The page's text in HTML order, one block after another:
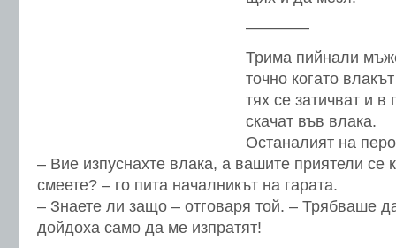
————
Трима пийнали
точно когато
тях се затичват и
скачат във влака.
Останалият на
– Вие изпуснахте влака, а вашите приятели се
смеете? – го пита началникът на гарата.
– Знаете ли защо – отговаря той. – Трябваше
дойдоха само да ме изпратят!